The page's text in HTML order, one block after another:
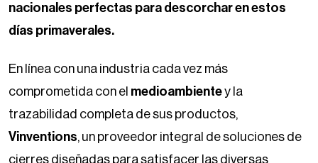
nacionales perfectas para descorchar en estos
días primaverales.
En línea con una industria cada vez más
comprometida con el medioambientey la
trazabilidad completa de sus productos,
Vinventions, un proveedor integral de soluciones de
cierres diseñadas para satisfacer las diversas